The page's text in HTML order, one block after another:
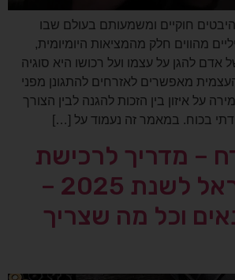
חוקיים ומשמעותם בעולם שבו
מהווים חלק מהמציאות היומיומית,
אדם להגן על עצמו ועל רכושו היא סוגיה
מאפשרים לאזרחים להתגונן מפני
על איזון בין הזכות להגנה לבין הצורך
בכוח. במאמר זה נעמוד על […]
– מדריך לרכישת
אקדח בישראל לשנת 2025 –
וכל מה שצריך